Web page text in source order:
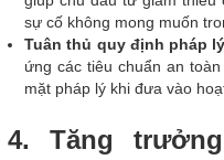
sự cố không mong muốn
Tuân thủ quy định pháp
ứng các tiêu chuẩn an
mặt pháp lý khi đưa vào
4. Tăng